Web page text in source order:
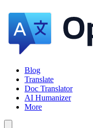
Blog
Translate
Doc Translator
AI Humanizer
More